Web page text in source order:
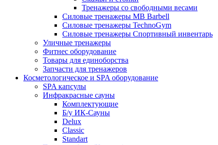
Тренажеры со свободными весами
Силовые тренажеры MB Barbell
Силовые тренажеры TechnoGym
Силовые тренажеры Спортивный инвентарь
Уличные тренажеры
Фитнес оборудование
Товары для единоборства
Запчасти для тренажеров
Косметологическое и SPA оборудование
SPA капсулы
Инфракрасные сауны
Комплектующие
Б/у ИК-Сауны
Delux
Classic
Standart